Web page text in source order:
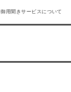
御用聞きサービスについて